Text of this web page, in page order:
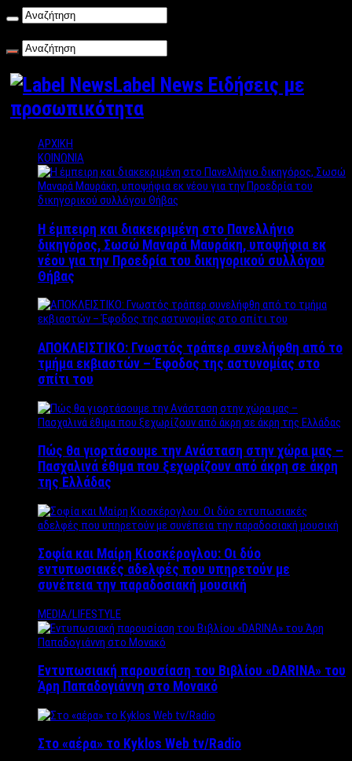
Label News Ειδήσεις με
προσωπικότητα
ΑΡΧΙΚΗ
ΚΟΙΝΩΝΙΑ
Η έμπειρη και διακεκριμένη στο Πανελλήνιο
δικηγόρος, Σωσώ Μαναρά Μαυράκη, υποψήφια εκ
νέου για την Προεδρία του δικηγορικού συλλόγου
Θήβας
ΑΠΟΚΛΕΙΣΤΙΚΟ: Γνωστός τράπερ συνελήφθη από το
τμήμα εκβιαστών – Έφοδος της αστυνομίας στο
σπίτι του
Πώς θα γιορτάσουμε την Ανάσταση στην χώρα μας –
Πασχαλινά έθιμα που ξεχωρίζουν από άκρη σε άκρη
της Ελλάδας
Σοφία και Μαίρη Κιοσκέρογλου: Οι δύο
εντυπωσιακές αδελφές που υπηρετούν με
συνέπεια την παραδοσιακή μουσική
MEDIA/LIFESTYLE
Εντυπωσιακή παρουσίαση του Βιβλίου «DARINA» του
Άρη Παπαδογιάννη στο Μονακό
Στο «αέρα» το Kyklos Web tv/Radio